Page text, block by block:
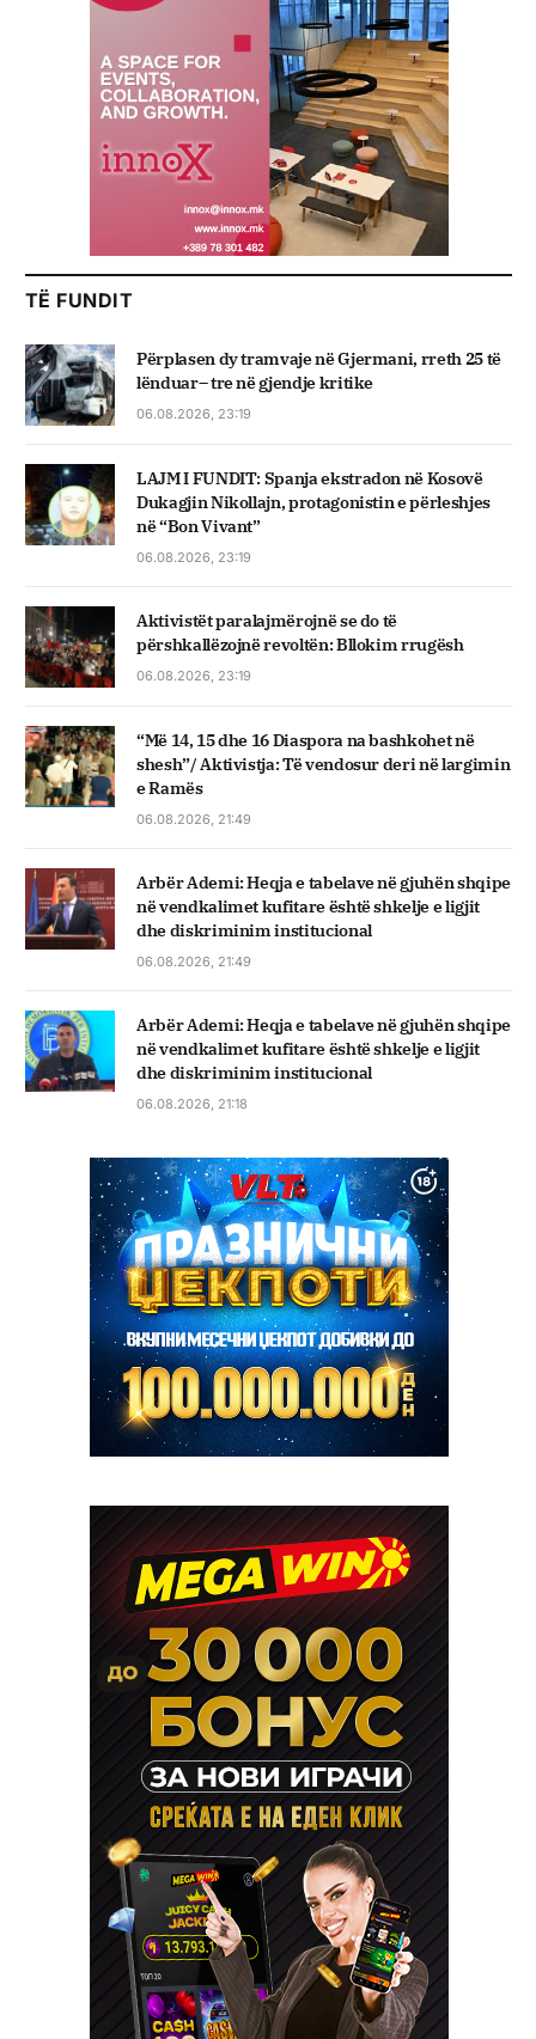
TË FUNDIT
Përplasen dy tramvaje në Gjermani, rreth 25 të
lënduar– tre në gjendje kritike
06.08.2026, 23:19
LAJM I FUNDIT: Spanja ekstradon në Kosovë
Dukagjin Nikollajn, protagonistin e përleshjes
në “Bon Vivant”
06.08.2026, 23:19
Aktivistët paralajmërojnë se do të
përshkallëzojnë revoltën: Bllokim rrugësh
06.08.2026, 23:19
“Më 14, 15 dhe 16 Diaspora na bashkohet në
shesh”/ Aktivistja: Të vendosur deri në largimin
e Ramës
06.08.2026, 21:49
Arbër Ademi: Heqja e tabelave në gjuhën shqipe
në vendkalimet kufitare është shkelje e ligjit
dhe diskriminim institucional
06.08.2026, 21:49
Arbër Ademi: Heqja e tabelave në gjuhën shqipe
në vendkalimet kufitare është shkelje e ligjit
dhe diskriminim institucional
06.08.2026, 21:18